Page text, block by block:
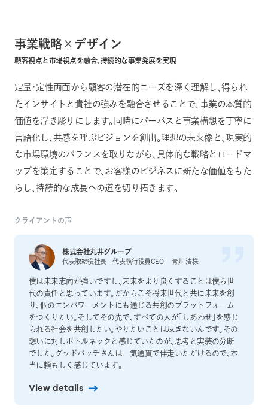
事業戦略×デザイン
顧客視点と市場視点を融合、持続的な事業発展を実現
定量・定性両面から顧客の潜在的ニーズを深く理解し、得られ
たインサイトと貴社の強みを融合させることで、事業の本質的
価値を浮き彫りにします。同時にパーパスと事業構想を丁寧に
言語化し、共感を呼ぶビジョンを創出。理想の未来像と、現実的
な市場環境のバランスを取りながら、具体的な戦略とロードマ
ップを策定することで、お客様のビジネスに新たな価値をもた
らし、持続的な成長への道を切り拓きます。
クライアントの声
株式会社丸井グループ
代表取締役社長 代表執行役員CEO 青井 浩様
僕は未来志向が強いですし、未来をより良くすることは僕ら世
代の責任と思っています。だからこそ将来世代と共に未来を創
り、個のエンパワーメントにも通じる共創のプラットフォーム
をつくりたい。そしてその先で、すべての人が「しあわせ」を感じ
られる社会を共創したい。やりたいことは尽きないんです。その
想いに対しボトルネックと感じていたのが、思考と実装の分断
でした。グッドパッチさんは一気通貫で伴走いただけるので、本
当に頼もしく感じています。
View details